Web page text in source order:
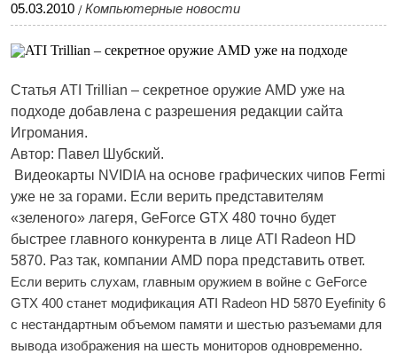
05.03.2010 / Компьютерные новости
Статья ATI Trillian – секретное оружие AMD уже на
подходе добавлена с разрешения редакции сайта
Игромания.
Автор: Павел Шубский.
Видеокарты NVIDIA на основе графических чипов Fermi
уже не за горами. Если верить представителям
«зеленого» лагеря, GeForce GTX 480 точно будет
быстрее главного конкурента в лице ATI Radeon HD
5870. Раз так, компании AMD пора представить ответ.
Если верить слухам, главным оружием в войне с GeForce
GTX 400 станет модификация ATI Radeon HD 5870 Eyefinity 6
с нестандартным объемом памяти и шестью разъемами для
вывода изображения на шесть мониторов одновременно.